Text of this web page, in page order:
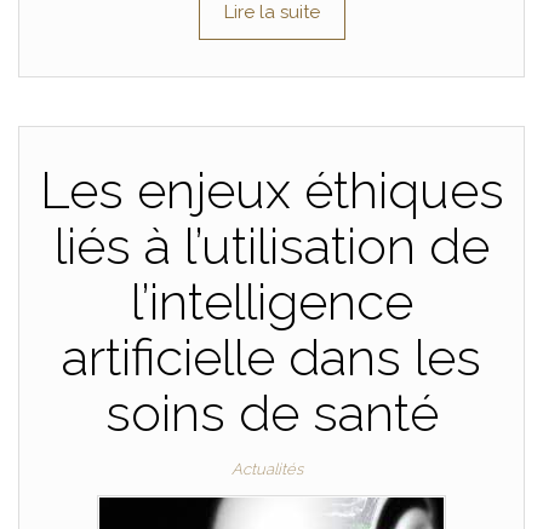
Lire la suite
Les enjeux éthiques
liés à l’utilisation de
l’intelligence
artificielle dans les
soins de santé
Actualités